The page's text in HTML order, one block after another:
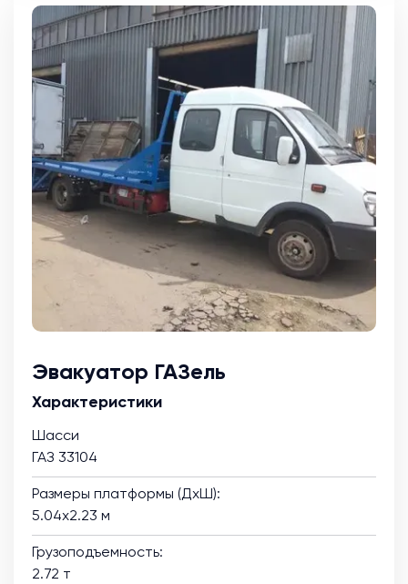
Эвакуатор ГАЗель
Характеристики
Шасси
ГАЗ 33104
Размеры платформы (ДхШ):
5.04х2.23 м
Грузоподъемность:
2.72 т